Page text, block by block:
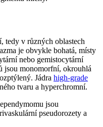
tedy v různých oblastech
je obvykle bohatá, místy
nebo gemistocytární
jsou monomorfní, okrouhlá
Jádra high-grade
tvaru a hyperchromní.
jsou
pseudorozety a